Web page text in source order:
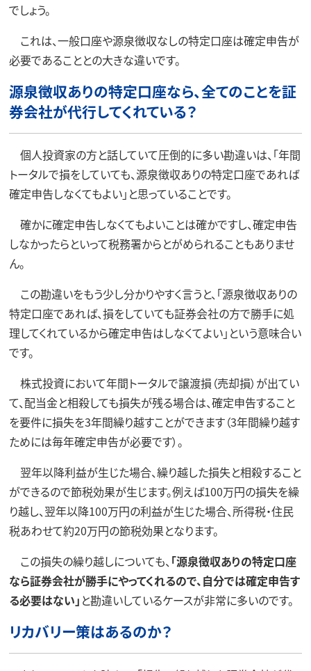
でしょう。
これは、一般口座や源泉徴収なしの特定口座は確定申告が
必要であることとの大きな違いです。
源泉徴収ありの特定口座なら、全てのことを証
券会社が代行してくれている？
個人投資家の方と話していて圧倒的に多い勘違いは、「年間
トータルで損をしていても、源泉徴収ありの特定口座であれば
確定申告しなくてもよい」と思っていることです。
確かに確定申告しなくてもよいことは確かですし、確定申告
しなかったらといって税務署からとがめられることもありませ
ん。
この勘違いをもう少し分かりやすく言うと、「源泉徴収ありの
特定口座であれば、損をしていても証券会社の方で勝手に処
理してくれているから確定申告はしなくてよい」という意味合い
です。
株式投資において年間トータルで譲渡損（売却損）が出てい
て、配当金と相殺しても損失が残る場合は、確定申告すること
を要件に損失を3年間繰り越すことができます（3年間繰り越す
ためには毎年確定申告が必要です）。
翌年以降利益が生じた場合、繰り越した損失と相殺すること
ができるので節税効果が生じます。例えば100万円の損失を繰
り越し、翌年以降100万円の利益が生じた場合、所得税・住民
税あわせて約20万円の節税効果となります。
この損失の繰り越しについても、 「源泉徴収ありの特定口座
なら証券会社が勝手にやってくれるので、自分では確定申告す
る必要はない」 と勘違いしているケースが非常に多いのです。
リカバリー策はあるのか？